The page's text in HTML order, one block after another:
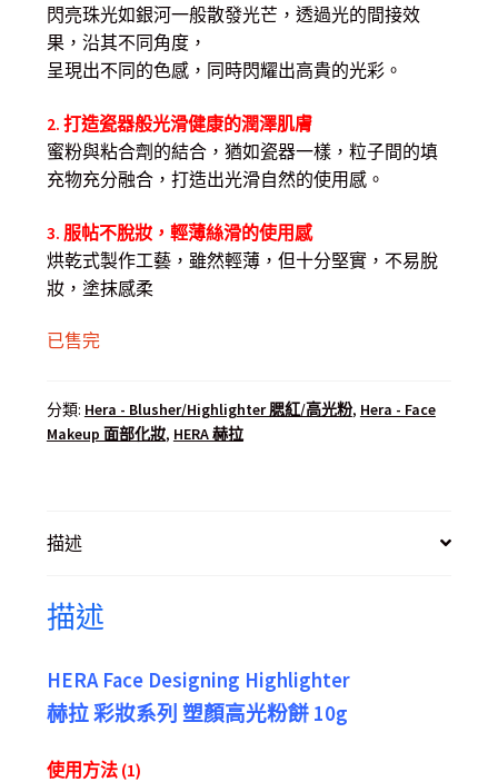
$ 310.00.
$ 280.00.
閃亮珠光如銀河一般散發光芒，透過光的間接效
果，沿其不同角度，
呈現出不同的色感，同時閃耀出高貴的光彩。
2. 打造瓷器般光滑健康的潤澤肌膚
蜜粉與粘合劑的結合，猶如瓷器一樣，粒子間的填
充物充分融合，打造出光滑自然的使用感。
3. 服帖不脫妝，輕薄絲滑的使用感
烘乾式製作工藝，雖然輕薄，但十分堅實，不易脫
妝，塗抹感柔
已售完
分類: Hera - Blusher/Highlighter 腮紅/高光粉, Hera - Face
Makeup 面部化妝, HERA 赫拉
描述
描述
HERA Face Designing Highlighter
赫拉 彩妝系列 塑顏高光粉餅 10g
使用方法 (1)